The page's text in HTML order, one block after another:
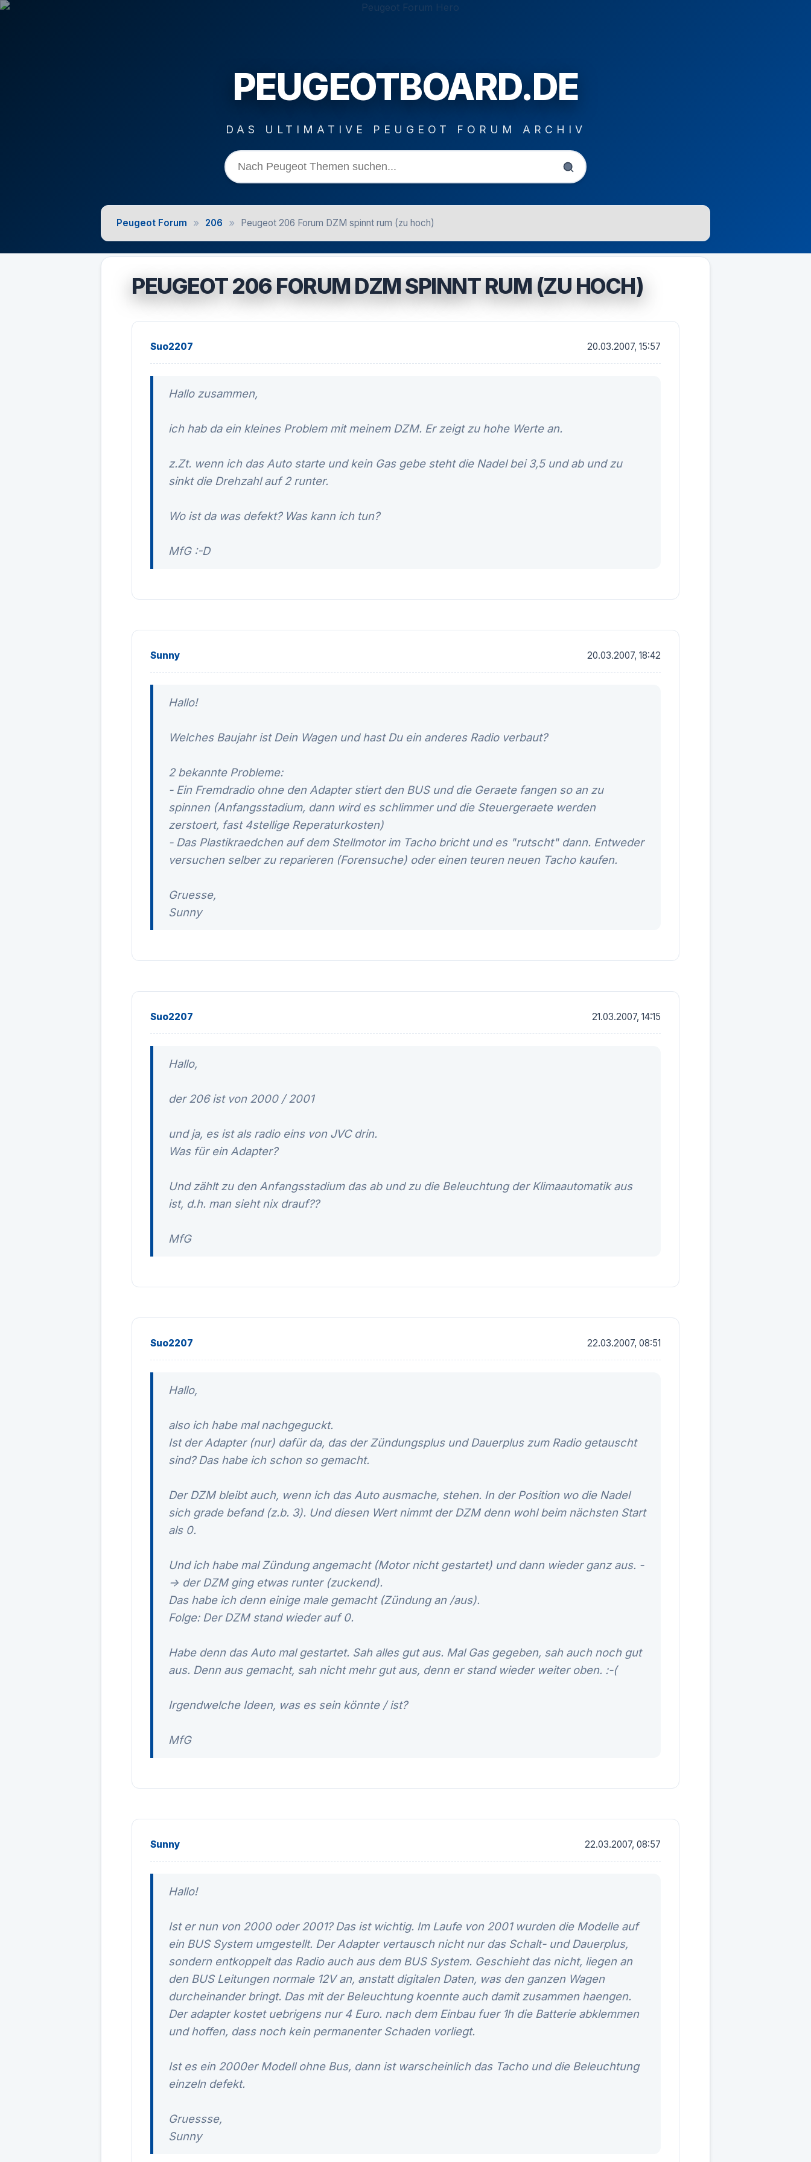
PEUGEOTBOARD.DE
DAS ULTIMATIVE PEUGEOT FORUM ARCHIV
Peugeot Forum » 206 » Peugeot 206 Forum DZM spinnt rum (zu hoch)
PEUGEOT 206 FORUM DZM SPINNT RUM (ZU HOCH)
Suo2207 20.03.2007, 15:57
Hallo zusammen,
ich hab da ein kleines Problem mit meinem DZM. Er zeigt zu hohe Werte an.
z.Zt. wenn ich das Auto starte und kein Gas gebe steht die Nadel bei 3,5 und ab und zu
sinkt die Drehzahl auf 2 runter.
Wo ist da was defekt? Was kann ich tun?
MfG :-D
Sunny 20.03.2007, 18:42
Hallo!
Welches Baujahr ist Dein Wagen und hast Du ein anderes Radio verbaut?
2 bekannte Probleme:
- Ein Fremdradio ohne den Adapter stiert den BUS und die Geraete fangen so an zu
spinnen (Anfangsstadium, dann wird es schlimmer und die Steuergeraete werden
zerstoert, fast 4stellige Reperaturkosten)
- Das Plastikraedchen auf dem Stellmotor im Tacho bricht und es "rutscht" dann. Entweder
versuchen selber zu reparieren (Forensuche) oder einen teuren neuen Tacho kaufen.
Gruesse,
Sunny
Suo2207 21.03.2007, 14:15
Hallo,
der 206 ist von 2000 / 2001
und ja, es ist als radio eins von JVC drin.
Was für ein Adapter?
Und zählt zu den Anfangsstadium das ab und zu die Beleuchtung der Klimaautomatik aus
ist, d.h. man sieht nix drauf??
MfG
Suo2207 22.03.2007, 08:51
Hallo,
also ich habe mal nachgeguckt.
Ist der Adapter (nur) dafür da, das der Zündungsplus und Dauerplus zum Radio getauscht
sind? Das habe ich schon so gemacht.
Der DZM bleibt auch, wenn ich das Auto ausmache, stehen. In der Position wo die Nadel
sich grade befand (z.b. 3). Und diesen Wert nimmt der DZM denn wohl beim nächsten Start
als 0.
Und ich habe mal Zündung angemacht (Motor nicht gestartet) und dann wieder ganz aus. -
-> der DZM ging etwas runter (zuckend).
Das habe ich denn einige male gemacht (Zündung an /aus).
Folge: Der DZM stand wieder auf 0.
Habe denn das Auto mal gestartet. Sah alles gut aus. Mal Gas gegeben, sah auch noch gut
aus. Denn aus gemacht, sah nicht mehr gut aus, denn er stand wieder weiter oben. :-(
Irgendwelche Ideen, was es sein könnte / ist?
MfG
Sunny 22.03.2007, 08:57
Hallo!
Ist er nun von 2000 oder 2001? Das ist wichtig. Im Laufe von 2001 wurden die Modelle auf
ein BUS System umgestellt. Der Adapter vertausch nicht nur das Schalt- und Dauerplus,
sondern entkoppelt das Radio auch aus dem BUS System. Geschieht das nicht, liegen an
den BUS Leitungen normale 12V an, anstatt digitalen Daten, was den ganzen Wagen
durcheinander bringt. Das mit der Beleuchtung koennte auch damit zusammen haengen.
Der adapter kostet uebrigens nur 4 Euro. nach dem Einbau fuer 1h die Batterie abklemmen
und hoffen, dass noch kein permanenter Schaden vorliegt.
Ist es ein 2000er Modell ohne Bus, dann ist warscheinlich das Tacho und die Beleuchtung
einzeln defekt.
Gruessse,
Sunny